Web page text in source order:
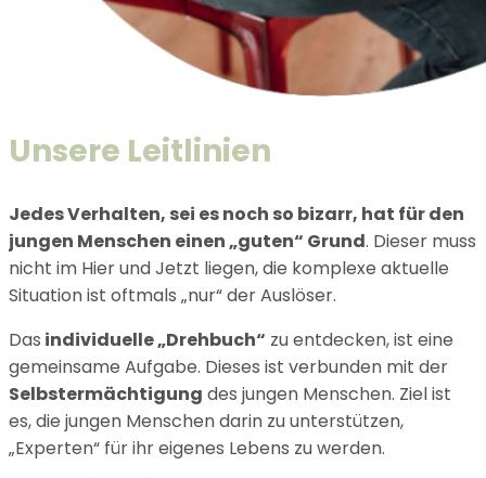
Unsere Leitlinien
Jedes Verhalten, sei es noch so bizarr, hat für den
jungen Menschen einen „guten“ Grund. Dieser muss
nicht im Hier und Jetzt liegen, die komplexe aktuelle
Situation ist oftmals „nur“ der Auslöser.
Das individuelle „Drehbuch“ zu entdecken, ist eine
gemeinsame Aufgabe. Dieses ist verbunden mit der
Selbstermächtigung des jungen Menschen. Ziel ist
es, die jungen Menschen darin zu unterstützen,
„Experten“ für ihr eigenes Lebens zu werden.